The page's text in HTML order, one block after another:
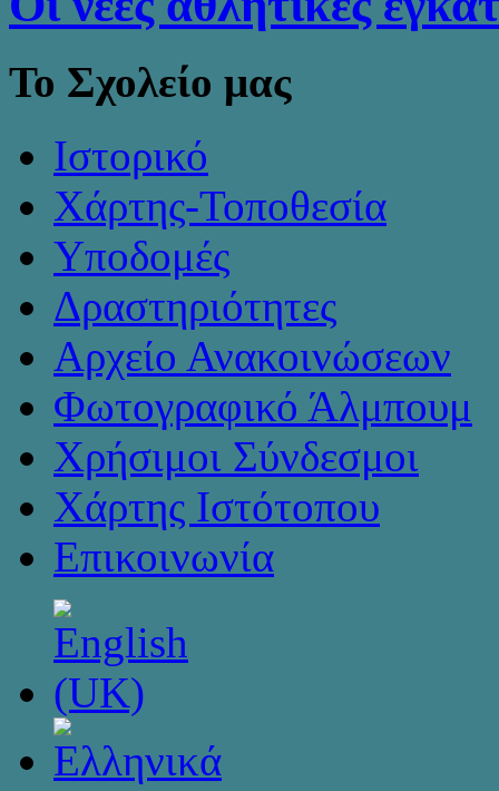
Το Σχολείο μας
Ιστορικό
Χάρτης-Τοποθεσία
Υποδομές
Δραστηριότητες
Αρχείο Ανακοινώσεων
Φωτογραφικό Άλμπουμ
Χρήσιμοι Σύνδεσμοι
Χάρτης Ιστότοπου
Επικοινωνία